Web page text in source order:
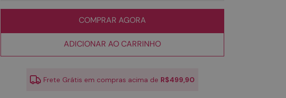
COMPRAR AGORA
ADICIONAR AO CARRINHO
Frete Grátis em compras acima de R$499,90